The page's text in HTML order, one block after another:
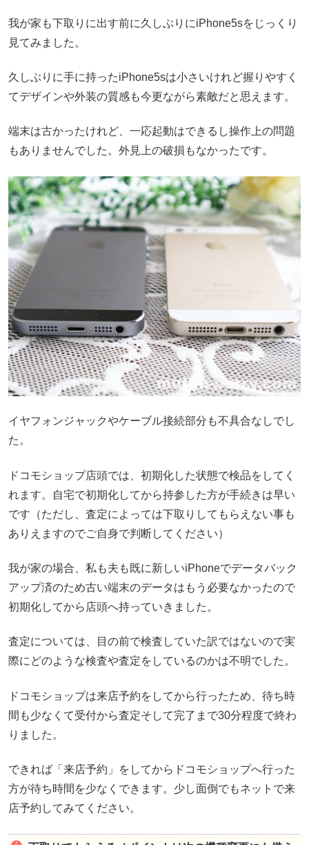
我が家も下取りに出す前に久しぶりにiPhone5sをじっくり
見てみました。
久しぶりに手に持ったiPhone5sは小さいけれど握りやすく
てデザインや外装の質感も今更ながら素敵だと思えます。
端末は古かったけれど、一応起動はできるし操作上の問題
もありませんでした。外見上の破損もなかったです。
イヤフォンジャックやケーブル接続部分も不具合なしでし
た。
ドコモショップ店頭では、初期化した状態で検品をしてく
れます。自宅で初期化してから持参した方が手続きは早い
です（ただし、査定によっては下取りしてもらえない事も
ありえますのでご自身で判断してください）
我が家の場合、私も夫も既に新しいiPhoneでデータバック
アップ済のため古い端末のデータはもう必要なかったので
初期化してから店頭へ持っていきました。
査定については、目の前で検査していた訳ではないので実
際にどのような検査や査定をしているのかは不明でした。
ドコモショップは来店予約をしてから行ったため、待ち時
間も少なくて受付から査定そして完了まで30分程度で終わ
りました。
できれば「来店予約」をしてからドコモショップへ行った
方が待ち時間を少なくできます。少し面倒でもネットで来
店予約してみてください。